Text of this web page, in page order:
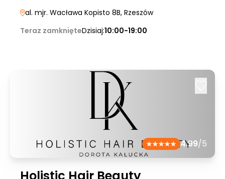
al. mjr. Wacława Kopisto 8B, Rzeszów
Teraz zamknięteDzisiaj:10:00-19:00
4.99/5